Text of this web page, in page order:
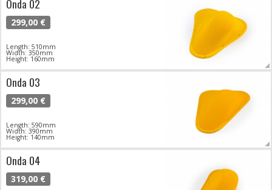
Onda 02
299,00 €
Length: 510mm
Width: 350mm
Height: 160mm
Onda 03
299,00 €
Length: 590mm
Width: 390mm
Height: 140mm
Onda 04
319,00 €